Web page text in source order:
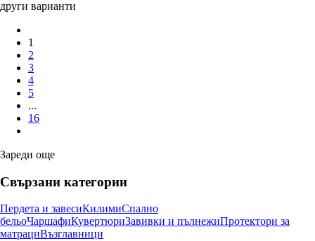
други варианти
1
2
3
4
5
...
16
Зареди още
Свързани категории
Пердета и завесиКилимиСпално
бельоЧаршафиКувертюриЗавивки и пълнежиПротектори за
матрациВъзглавници